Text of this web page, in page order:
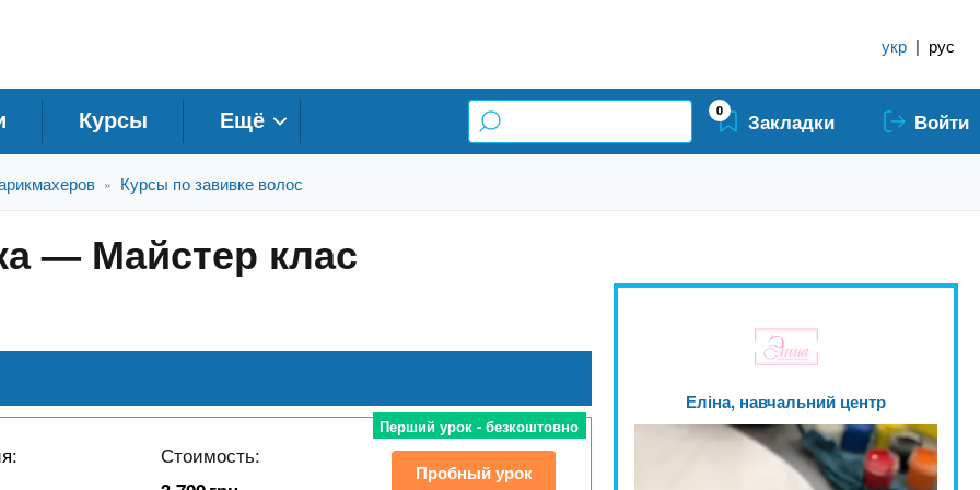
укр | рус
Курсы Ещё 0 Закладки Войти
» Курсы по завивке волос
— Майстер клас
Перший урок - безкоштовно
Стоимость:
Пробный урок
Еліна, навчальний центр